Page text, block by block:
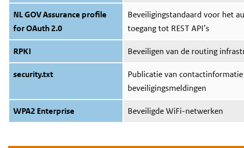
NL GOV Assurance profile
for OAuth 2.0
Beveiligingstandaard voor het
toegang tot REST API’s
RPKI Beveiligen van de routing
security.txt
Publicatie van
beveiligingsmeldingen
WPA2 Enterprise Beveiligde WiFi-netwerken